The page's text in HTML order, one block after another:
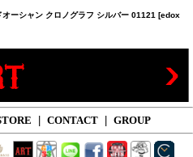
ーシャン クロノグラフ シルバー 01121 [edox
| CONTACT | GROUP